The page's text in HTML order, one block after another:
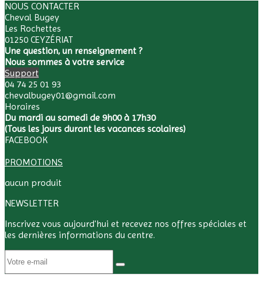
NOUS CONTACTER
Cheval Bugey
Les Rochettes
01250 CEYZÉRIAT
Une question, un renseignement ?
Nous sommes à votre service
Support
04 74 25 01 93
chevalbugey01@gmail.com
Horaires
Du mardi au samedi de 9h00 à 17h30
(Tous les jours durant les vacances scolaires)
FACEBOOK
PROMOTIONS
aucun produit
NEWSLETTER
Inscrivez vous aujourd'hui et recevez nos offres spéciales et
les dernières informations du centre.